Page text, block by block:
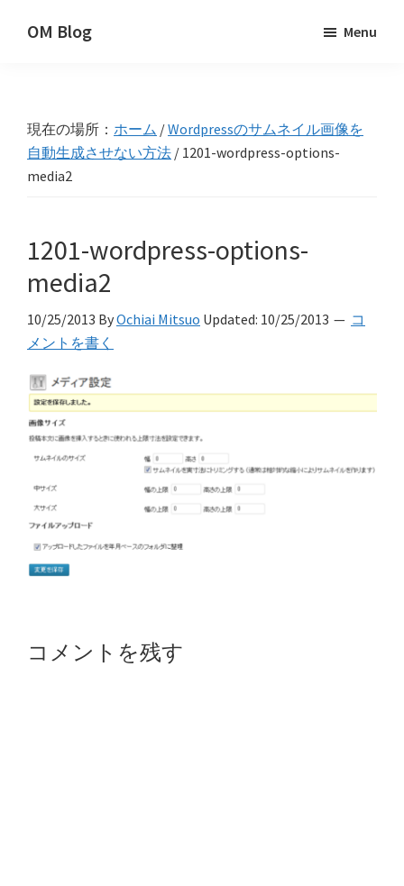
OM Blog Menu
現在の場所： ホーム /Wordpressのサムネイル画像を
自動生成させない方法 / 1201-wordpress-options-
media2
1201-wordpress-options-
media2
10/25/2013 ByOchiai Mitsuo Updated: 10/25/2013
コ
メントを書く
Reader
コメントを残す